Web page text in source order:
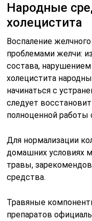
Народные
холецистита
Воспаление
проблемами желчи:
состава,
холецистита
начинаться с
следует
полноценной работы
Для нормализации
домашних условиях
травы,
средства.
Травяные
препаратов